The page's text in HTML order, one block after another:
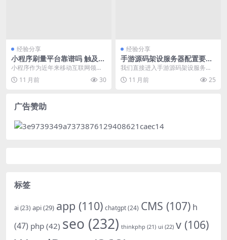
经验分享
小程序刷量平台靠谱吗 触及灰
色地带 体现用户疑虑和搜索需
求
小程序作为近年来移动互联网领域
的重要载体，其用户量和商业价值
日益凸显。随之而来的...
11 月前 30
经验分享
手游源码架设服务器配置要求
技术准备
我们直接进入手游源码架设服务器
配置要求的技术准备环节。首先，
明确服务器配置要求是...
11 月前 25
广告赞助
标签
ai (23) api(29) app (110) chatgpt(24) CMS (107) h
(47) php (42) seo (232) thinkphp (21) ui (22) v (106)